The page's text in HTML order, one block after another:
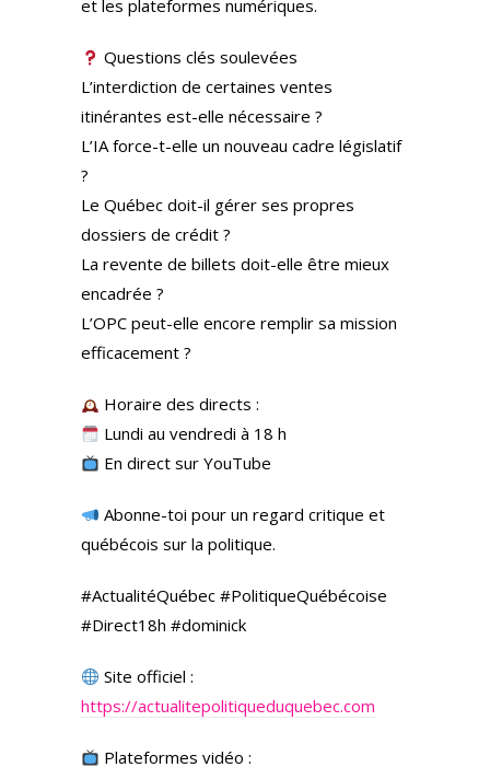
et les plateformes numériques.
Questions clés soulevées
L’interdiction de certaines ventes
itinérantes est-elle nécessaire ?
L’IA force-t-elle un nouveau cadre législatif
?
Le Québec doit-il gérer ses propres
dossiers de crédit ?
La revente de billets doit-elle être mieux
encadrée ?
L’OPC peut-elle encore remplir sa mission
efficacement ?
Horaire des directs :
Lundi au vendredi à 18 h
En direct sur YouTube
Abonne-toi pour un regard critique et
québécois sur la politique.
#ActualitéQuébec #PolitiqueQuébécoise
#Direct18h #dominick
Site officiel :
https://actualitepolitiqueduquebec.com
Plateformes vidéo :